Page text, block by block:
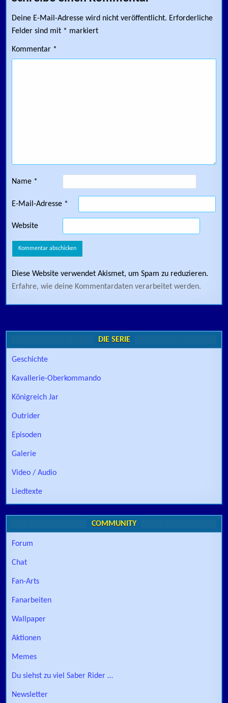
Deine E-Mail-Adresse wird nicht veröffentlicht. Erforderliche
Felder sind mit * markiert
Kommentar *
Name *
E-Mail-Adresse *
Website
Diese Website verwendet Akismet, um Spam zu reduzieren.
Erfahre, wie deine Kommentardaten verarbeitet werden.
DIE SERIE
Geschichte
Kavallerie-Oberkommando
Königreich Jar
Outrider
Episoden
Galerie
Video / Audio
Liedtexte
COMMUNITY
Forum
Chat
Fan-Arts
Fanarbeiten
Wallpaper
Aktionen
Memes
Du siehst zu viel Saber Rider …
Newsletter